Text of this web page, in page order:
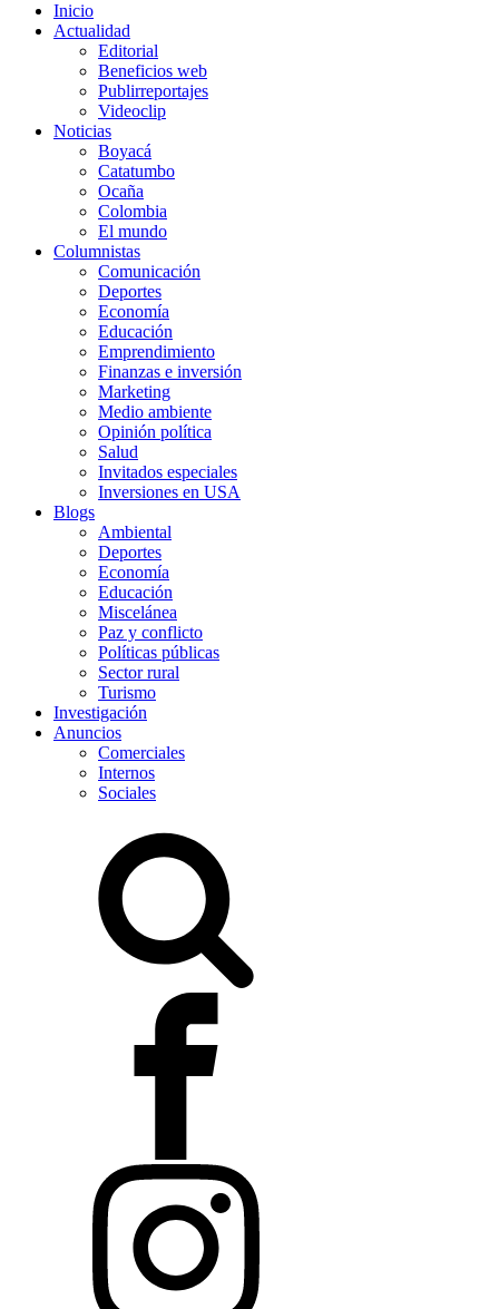
Inicio
Actualidad
Editorial
Beneficios web
Publirreportajes
Videoclip
Noticias
Boyacá
Catatumbo
Ocaña
Colombia
El mundo
Columnistas
Comunicación
Deportes
Economía
Educación
Emprendimiento
Finanzas e inversión
Marketing
Medio ambiente
Opinión política
Salud
Invitados especiales
Inversiones en USA
Blogs
Ambiental
Deportes
Economía
Educación
Miscelánea
Paz y conflicto
Políticas públicas
Sector rural
Turismo
Investigación
Anuncios
Comerciales
Internos
Sociales